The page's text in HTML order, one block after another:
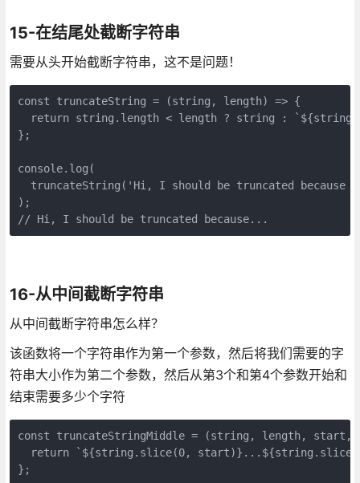
15-在结尾处截断字符串
需要从头开始截断字符串，这不是问题！
const truncateString = (string, length) => {
return string.length < length ? string :
};
console.log(
truncateString('Hi, I should be truncated because
);
// Hi, I should be truncated because...
16-从中间截断字符串
从中间截断字符串怎么样？
该函数将一个字符串作为第一个参数，然后将我们需要的字
符串大小作为第二个参数，然后从第3个和第4个参数开始和
结束需要多少个字符
const truncateStringMiddle = (string, length, start,
return `${string.slice(0,
};